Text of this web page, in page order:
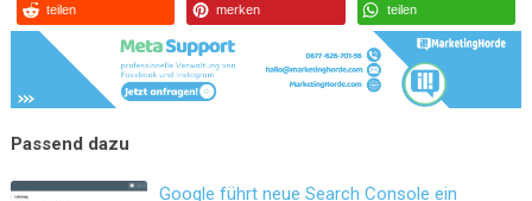
teilen merken teilen
Google führt neue Search Console ein